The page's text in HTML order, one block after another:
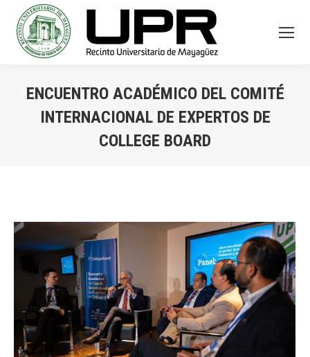
ENCUENTRO ACADÉMICO DEL COMITÉ
INTERNACIONAL DE EXPERTOS DE
COLLEGE BOARD